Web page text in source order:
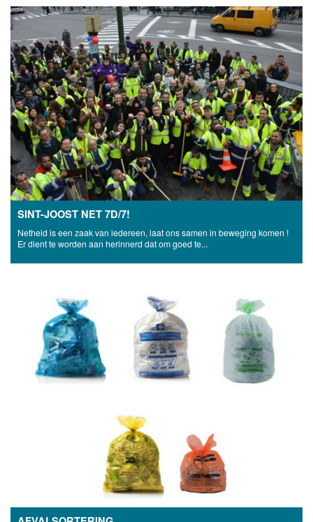
SINT-JOOST NET 7D/7!
Netheid is een zaak van iedereen, laat ons samen in beweging komen !
Er dient te worden aan herinnerd dat om goed te...